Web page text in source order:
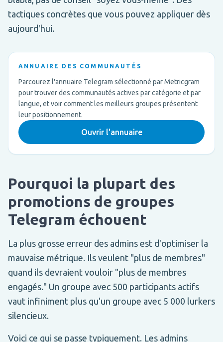
tactiques concrètes que vous pouvez appliquer dès
aujourd'hui.
ANNUAIRE DES COMMUNAUTÉS
Parcourez l'annuaire Telegram sélectionné par Metricgram
pour trouver des communautés actives par catégorie et par
langue, et voir comment les meilleurs groupes présentent
leur positionnement.
Ouvrir l'annuaire
Pourquoi la plupart des
promotions de groupes
Telegram échouent
La plus grosse erreur des admins est d'optimiser la
mauvaise métrique. Ils veulent "plus de membres"
quand ils devraient vouloir "plus de membres
engagés." Un groupe avec 500 participants actifs
vaut infiniment plus qu'un groupe avec 5 000 lurkers
silencieux.
Voici ce qui se passe typiquement. Les admins